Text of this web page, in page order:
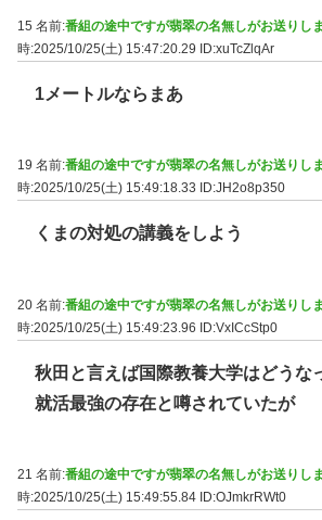
15 名前:番組の途中ですが翡翠の名無しがお送りし
時:2025/10/25(土) 15:47:20.29 ID:xuTcZlqAr
1メートルならまあ
19 名前:番組の途中ですが翡翠の名無しがお送りし
時:2025/10/25(土) 15:49:18.33
ID:JH2o8p350
くまの対処の講義をしよう
20 名前:番組の途中ですが翡翠の名無しがお送りし
時:2025/10/25(土) 15:49:23.96 ID:VxICcStp0
秋田と言えば国際教養大学はどうな
就活最強の存在と噂されていたが
21 名前:番組の途中ですが翡翠の名無しがお送りし
時:2025/10/25(土) 15:49:55.84 ID:OJmkrRWt0